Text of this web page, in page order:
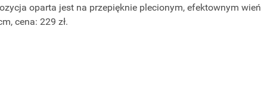
oparta jest na przepięknie plecionym, efektownym
cena: 229 zł.